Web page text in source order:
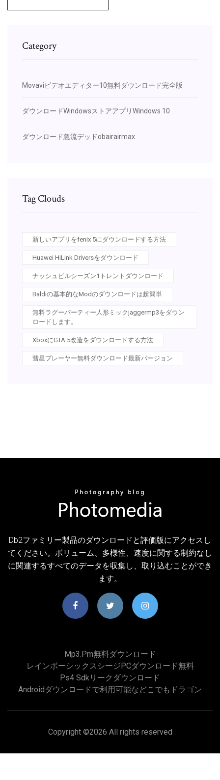
Category
Movaviビデオエディター10無料ダウンロード完全版
ダウンロードWindowsストアアプリWindows 10
ダウンロード急流デッドobairairmax
Tag Clouds
新しいアプリをfenix 5にダウンロードする方法
Huawei HiLink Driversをダウンロード
ナッシュビルシーズン1トレントダウンロード
Baldiの基本的なModのダウンロードは超簡単
無料ラグーパーティー人形ミックjaggermp3をダウン
ロードします。
XboxにGTA 5改造をダウンロードする方法
彗星プレーヤー無料ダウンロード最新バージョン
Db2ファミリー製品のダウンロードと評価版にアクセスし
てください。ボリューム、多様性、速度に関する制約なし
に関連するすべてのデータを収集し、取り込むことができ
ます。
Mp3.pm無料ダウンロード
レインボーシックスシージPCダウンロード無料
Ps4 Sdkリークダウンロード
Androidダウンロードで利用可能などこでもドラゴン
Copyright ©2026 All rights reserved